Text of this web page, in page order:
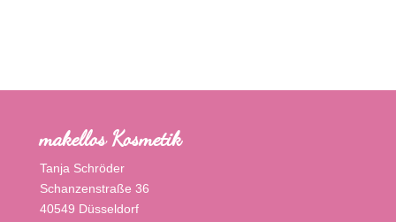
makellos Kosmetik
Tanja Schröder
Schanzenstraße 36
40549 Düsseldorf